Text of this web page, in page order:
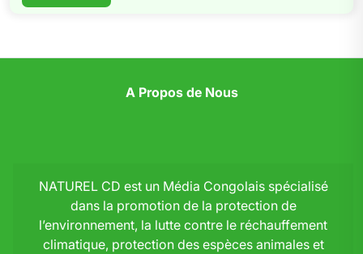
A Propos de Nous
NATUREL CD est un Média Congolais spécialisé
dans la promotion de la protection de
l’environnement, la lutte contre le réchauffement
climatique, protection des espèces animales et